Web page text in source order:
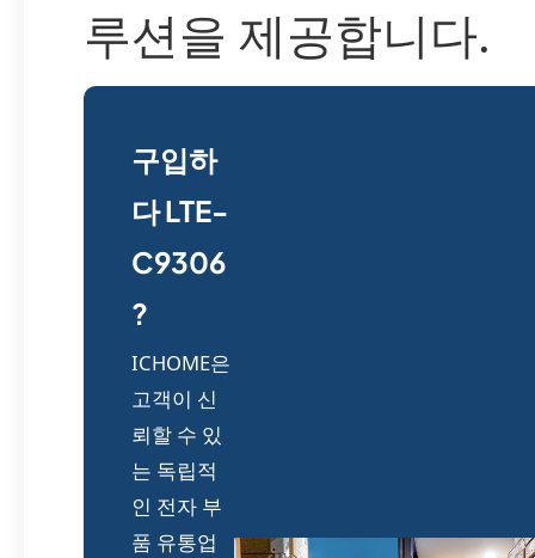
루션을 제공합니다.
구입하
다 LTE-
C9306
?
ICHOME은
고객이 신
뢰할 수 있
는 독립적
인 전자 부
품 유통업